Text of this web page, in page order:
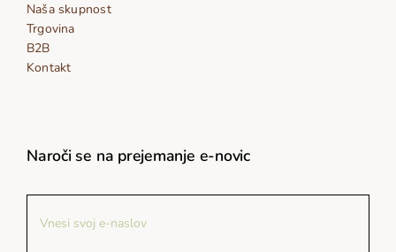
Naša skupnost
Trgovina
B2B
Kontakt
Naroči se na prejemanje e-novic